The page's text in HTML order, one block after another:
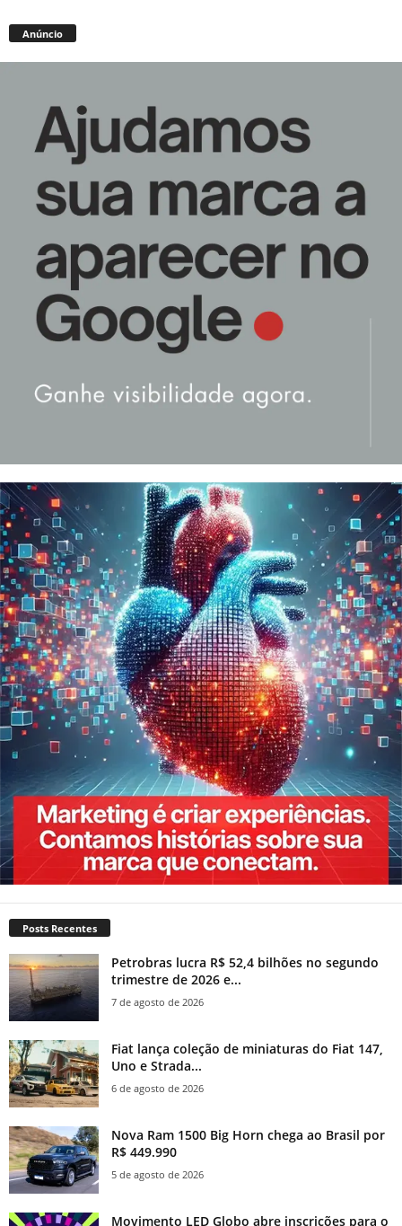
Anúncio
Posts Recentes
Petrobras lucra R$ 52,4 bilhões no segundo
trimestre de 2026 e...
7 de agosto de 2026
Fiat lança coleção de miniaturas do Fiat 147,
Uno e Strada...
6 de agosto de 2026
Nova Ram 1500 Big Horn chega ao Brasil por
R$ 449.990
5 de agosto de 2026
Movimento LED Globo abre inscrições para o